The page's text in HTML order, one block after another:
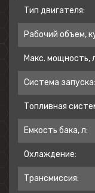
Динамика
Мотоцикл
динамику,
делает
гонок и
Легкое
Питбайк
Тип двигателя:
Рабочий объем,
Макс. мощность,
Система запуска:
Топливная
Емкость бака, л:
Охлаждение:
Трансмиссия: